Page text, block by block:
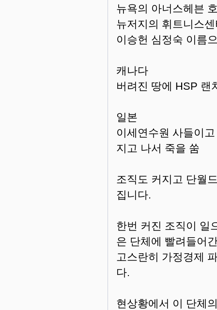
뉴욕의 아너스헤븐
뉴저지의 휘트니스
이승헌 심정숙 이름
캐나다
버려진 땅에 HSP 랜
일본
이세연수원 사들이
지고 나서 죽을 쑴
조직도 커지고 단월
집니다.
한번 커진 조직이 일
은 단체에 빨려들어
고스란히 가정경제
다.
현상황에서 이 단체